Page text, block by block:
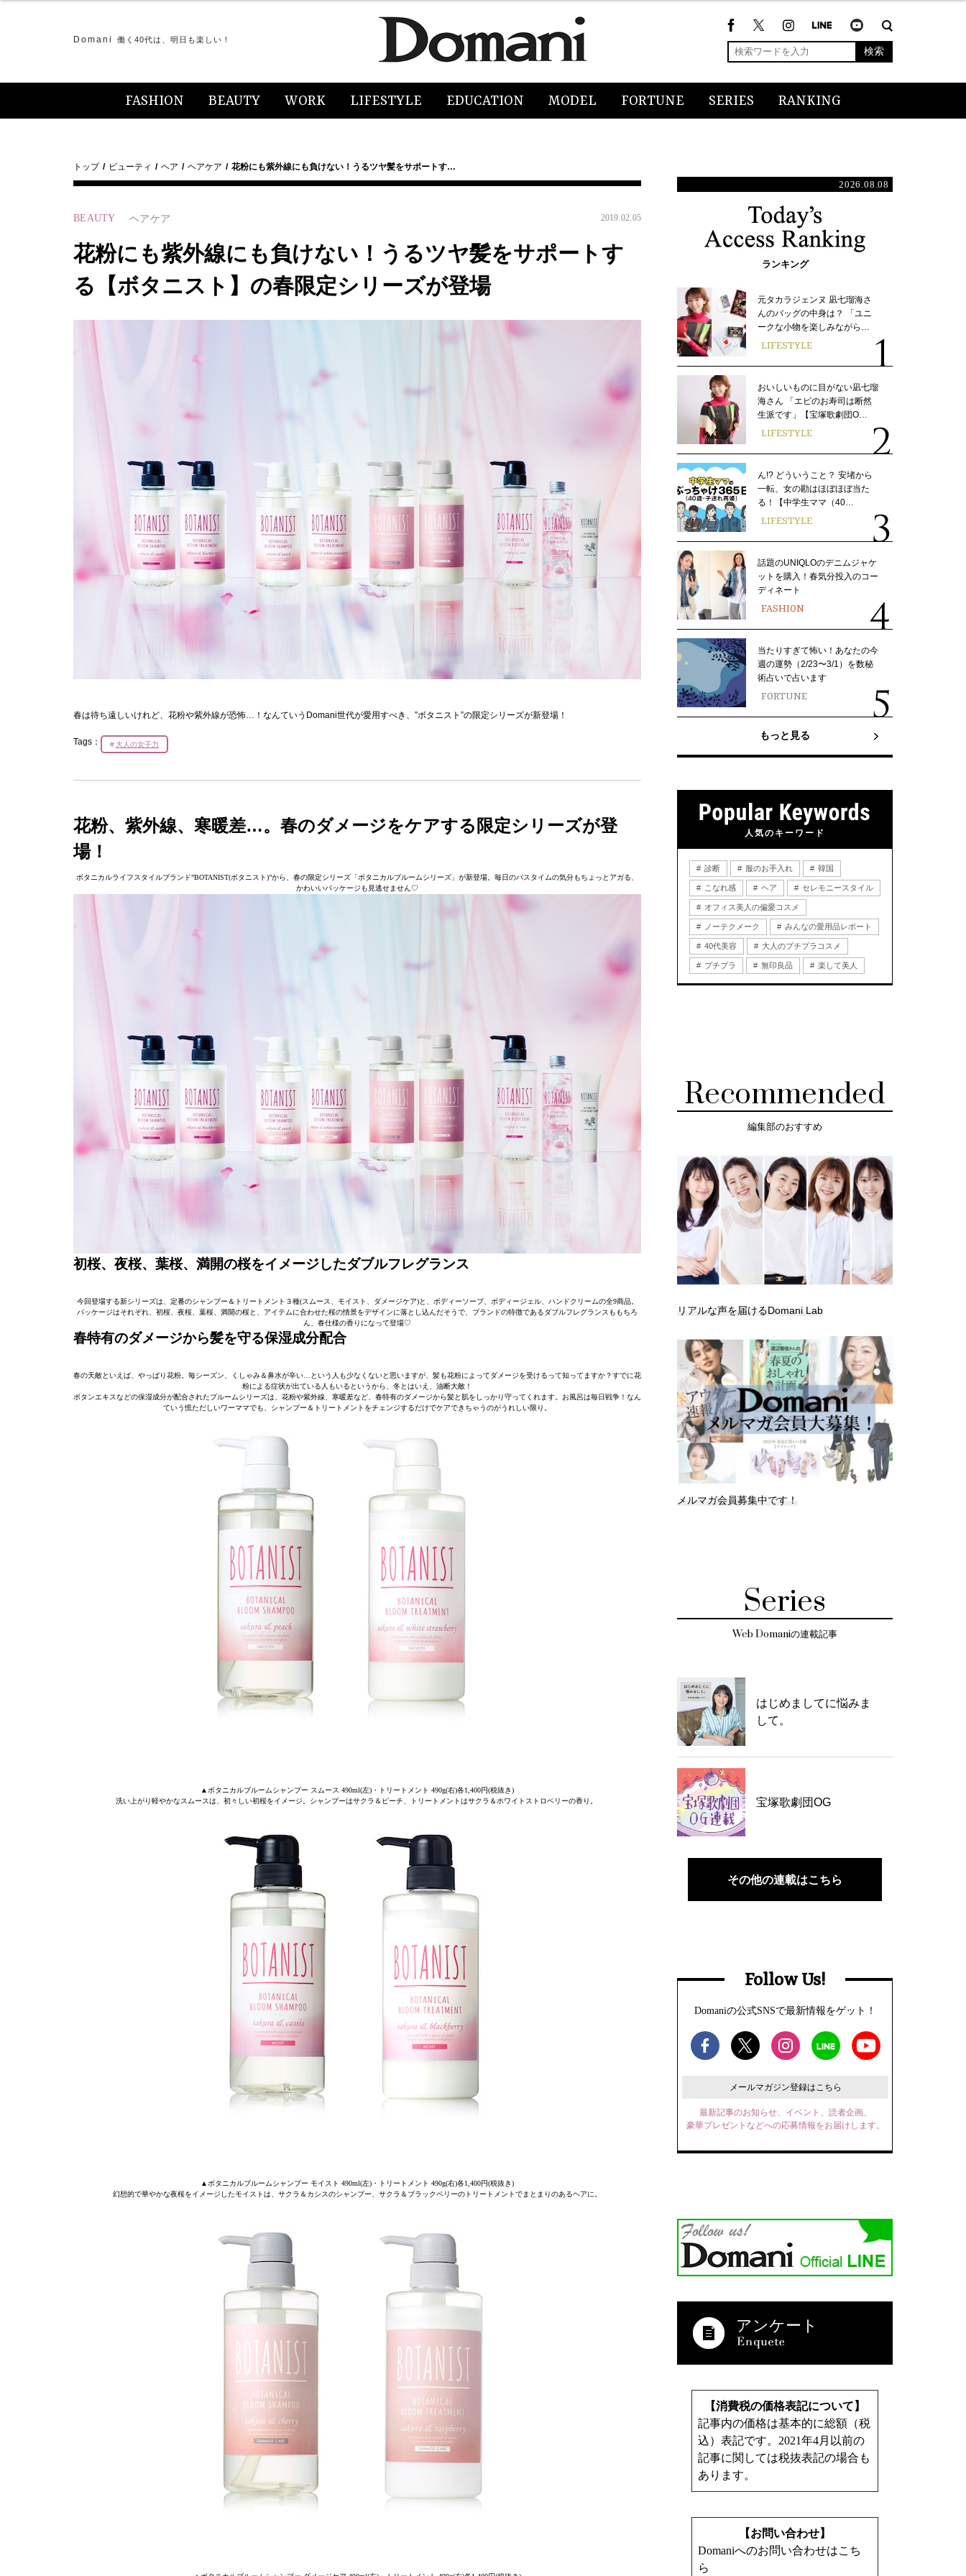
Domani 働く40代は、明日も楽しい！
検索
FASHION BEAUTY WORK LIFESTYLE EDUCATION MODEL FORTUNE SERIES RANKING
トップ ビューティ ヘア ヘアケア 花粉にも紫外線にも負けない！うるツヤ髪をサポートす…
BEAUTY ヘアケア 2019.02.05
花粉にも紫外線にも負けない！うるツヤ髪をサポートす
る【ボタニスト】の春限定シリーズが登場
春は待ち遠しいけれど、花粉や紫外線が恐怖…！なんていうDomani世代が愛用すべき、”ボタニスト”の限定シリーズが新登場！
Tags： 大人の女子力
花粉、紫外線、寒暖差…。春のダメージをケアする限定シリーズが登
場！
ボタニカルライフスタイルブランド”BOTANIST(ボタニスト)”から、春の限定シリーズ「ボタニカルブルームシリーズ」が新登場。毎日のバスタイムの気分もちょっとアガる、
かわいいパッケージも見逃せません♡
初桜、夜桜、葉桜、満開の桜をイメージしたダブルフレグランス
今回登場する新シリーズは、定番のシャンプー＆トリートメント３種(スムース、モイスト、ダメージケア)と、ボディーソープ、ボディージェル、ハンドクリームの全9商品。
パッケージはそれぞれ、初桜、夜桜、葉桜、満開の桜と、アイテムに合わせた桜の情景をデザインに落とし込んだそうで、ブランドの特徴であるダブルフレグランスももちろ
ん、春仕様の香りになって登場♡
春特有のダメージから髪を守る保湿成分配合
春の天敵といえば、やっぱり花粉。毎シーズン、くしゃみ＆鼻水が辛い…という人も少なくないと思いますが、髪も花粉によってダメージを受けるって知ってますか？すでに花
粉による症状が出ている人もいるというから、冬とはいえ、油断大敵！
ボタンエキスなどの保湿成分が配合されたプルームシリーズは、花粉や紫外線、寒暖差など、春特有のダメージから髪と肌をしっかり守ってくれます。お風呂は毎日戦争！なん
ていう慌ただしいワーママでも、シャンプー＆トリートメントをチェンジするだけでケアできちゃうのがうれしい限り。
▲ボタニカルブルームシャンプー スムース 490ml(左)・トリートメント 490g(右)各1,400円(税抜き)
洗い上がり軽やかなスムースは、初々しい初桜をイメージ。シャンプーはサクラ＆ピーチ、トリートメントはサクラ＆ホワイトストロベリーの香り。​
▲ボタニカルブルームシャンプー モイスト 490ml(左)・トリートメント 490g(右)各1,400円(税抜き)
幻想的で華やかな夜桜をイメージしたモイストは、サクラ＆カシスのシャンプー、サクラ＆ブラックベリーのトリートメントでまとまりのあるヘアに。
2026.08.08
ランキング
元タカラジェンヌ 凪七瑠海さ
んのバッグの中身は？ 「ユニ
ークな小物を楽しみながら…
LIFESTYLE
おいしいものに目がない凪七瑠
海さん 「エビのお寿司は断然
生派です」【宝塚歌劇団O…
LIFESTYLE
ん!? どういうこと？ 安堵から
一転、女の勘はほぼほぼ当た
る！【中学生ママ（40…
LIFESTYLE
話題のUNIQLOのデニムジャケ
ットを購入！春気分投入のコー
ディネート
FASHION
当たりすぎて怖い！あなたの今
週の運勢（2/23〜3/1）を数秘
術占いで占います
FORTUNE
もっと見る
人気のキーワード
診断 服のお手入れ 韓国
こなれ感 ヘア セレモニースタイル
オフィス美人の偏愛コスメ
ノーテクメーク みんなの愛用品レポート
40代美容 大人のプチプラコスメ
プチプラ 無印良品 楽して美人
Recommended
編集部のおすすめ
リアルな声を届けるDomani Lab
メルマガ会員募集中です！
Series
Web Domaniの連載記事
はじめましてに悩みま
して。
宝塚歌劇団OG
その他の連載はこちら
Follow Us!
Domaniの公式SNSで最新情報をゲット！
メールマガジン登録はこちら
最新記事のお知らせ、イベント、読者企画、
豪華プレゼントなどへの応募情報をお届けします。
アンケート
【消費税の価格表記について】
記事内の価格は基本的に総額（税
込）表記です。2021年4月以前の
記事に関しては税抜表記の場合も
あります。
【お問い合わせ】
Domaniへのお問い合わせはこち
ら